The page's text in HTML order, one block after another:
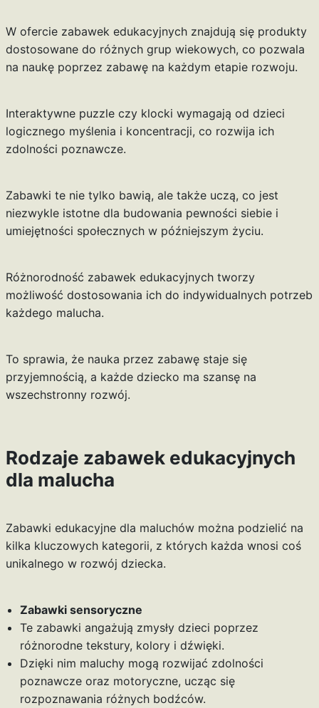
W ofercie zabawek edukacyjnych znajdują się produkty
dostosowane do różnych grup wiekowych, co pozwala
na naukę poprzez zabawę na każdym etapie rozwoju.
Interaktywne puzzle czy klocki wymagają od dzieci
logicznego myślenia i koncentracji, co rozwija ich
zdolności poznawcze.
Zabawki te nie tylko bawią, ale także uczą, co jest
niezwykle istotne dla budowania pewności siebie i
umiejętności społecznych w późniejszym życiu.
Różnorodność zabawek edukacyjnych tworzy
możliwość dostosowania ich do indywidualnych potrzeb
każdego malucha.
To sprawia, że nauka przez zabawę staje się
przyjemnością, a każde dziecko ma szansę na
wszechstronny rozwój.
Rodzaje zabawek edukacyjnych
dla malucha
Zabawki edukacyjne dla maluchów można podzielić na
kilka kluczowych kategorii, z których każda wnosi coś
unikalnego w rozwój dziecka.
Zabawki sensoryczne
Te zabawki angażują zmysły dzieci poprzez
różnorodne tekstury, kolory i dźwięki.
Dzięki nim maluchy mogą rozwijać zdolności
poznawcze oraz motoryczne, ucząc się
rozpoznawania różnych bodźców.